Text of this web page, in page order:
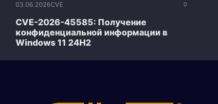
0
03.06.2026CVE
CVE-2026-45585: Получение
конфиденциальной информации в
Windows 11 24H2